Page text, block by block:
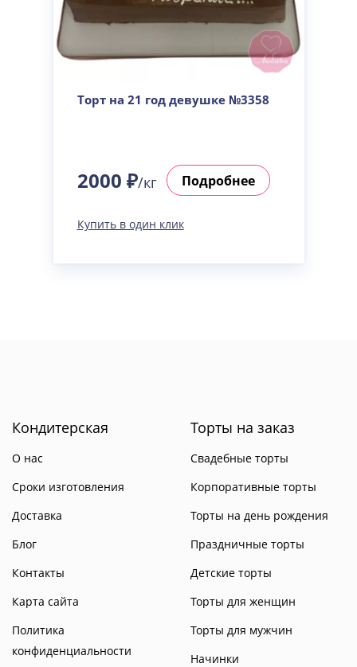
Торт на 21 год девушке №3358
2000 ₽/кг Подробнее
Купить в один клик
Кондитерская
О нас
Сроки изготовления
Доставка
Блог
Контакты
Карта сайта
Политика
конфиденциальности
Торты на заказ
Свадебные торты
Корпоративные торты
Торты на день рождения
Праздничные торты
Детские торты
Торты для женщин
Торты для мужчин
Начинки